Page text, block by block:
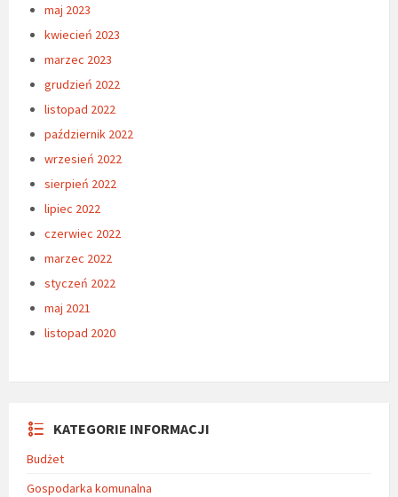
maj 2023
kwiecień 2023
marzec 2023
grudzień 2022
listopad 2022
październik 2022
wrzesień 2022
sierpień 2022
lipiec 2022
czerwiec 2022
marzec 2022
styczeń 2022
maj 2021
listopad 2020
KATEGORIE INFORMACJI
Budżet
Gospodarka komunalna